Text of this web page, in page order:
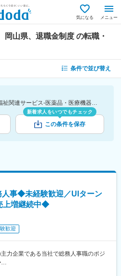
気になる メニュー
岡山県、退職金制度 の転職・
条件で並び替え
[勤務地]岡山県 [業種]介護・福祉関連サービス-医薬品・医療機器・ライフサイエンス・医療系サービス [詳細条件](待遇・福利厚生)退職金制度
新着求人をいつでもチェック
この条件を保存
人事◆未経験歓迎／UIターン
上増継続中◆
歓迎
力企業である当社で総務人事職のポジ